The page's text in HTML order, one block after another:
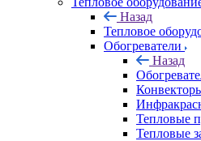
Назад
Тепловое
Обогреватели
Назад
Тепловые
Тепловые